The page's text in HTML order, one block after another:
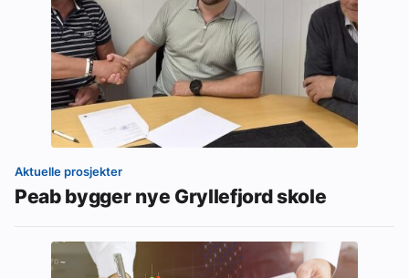
Aktuelle prosjekter
Peab bygger nye Gryllefjord skole